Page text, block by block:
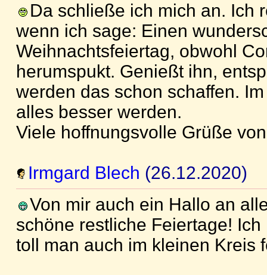
Da schließe ich mich an. Ich
wenn ich sage: Einen
Weihnachtsfeiertag, obwohl
herumspukt. Genießt ihn,
werden das schon schaffen.
alles besser werden.
Viele hoffnungsvolle Grüße von
Irmgard Blech (26.12.2020)
Von mir auch ein Hallo an
schöne restliche Feiertage!
toll man auch im kleinen Kreis